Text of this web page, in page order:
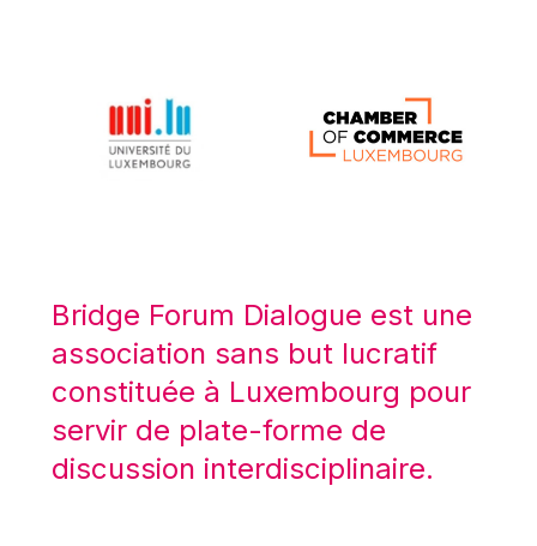
Patrizia Nanz
Robert Goebbels
Robert REYNDERS
Robert WEIDES
Rolf Tarrach
Štefan Füle
Bridge Forum Dialogue est une
association sans but lucratif
constituée à Luxembourg pour
servir de plate-forme de
discussion interdisciplinaire.